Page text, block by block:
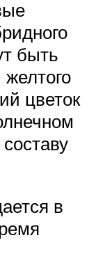
быть
желтого
цветок
в